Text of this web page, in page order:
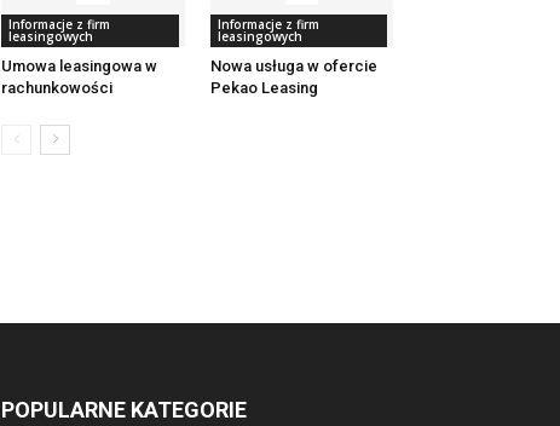
Informacje z firm
leasingowych
Umowa leasingowa w
rachunkowości
Informacje z firm
leasingowych
Nowa usługa w ofercie
Pekao Leasing
POPULARNE KATEGORIE